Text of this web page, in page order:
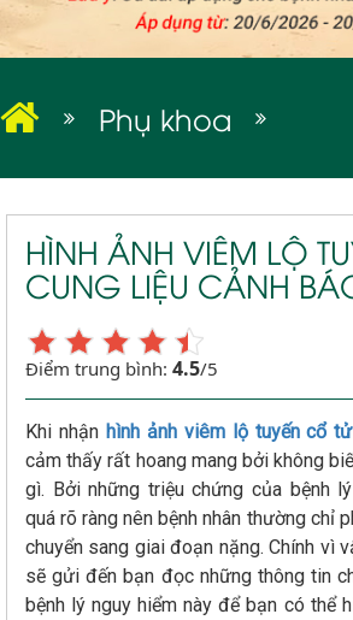
Phụ khoa
Viêm lộ tuyến cổ tử
HÌNH ẢNH VIÊM LỘ
CUNG LIỆU CẢNH
Điểm trung bình: 4.5/5
Khi nhận hình ảnh viêm lộ tuyến cổ
cảm thấy rất hoang mang bởi không
gì. Bởi những triệu chứng của bệnh
quá rõ ràng nên bệnh nhân thường chỉ
chuyển sang giai đoạn nặng. Chính vì
sẽ gửi đến bạn đọc những thông tin
bệnh lý nguy hiểm này để bạn có thể